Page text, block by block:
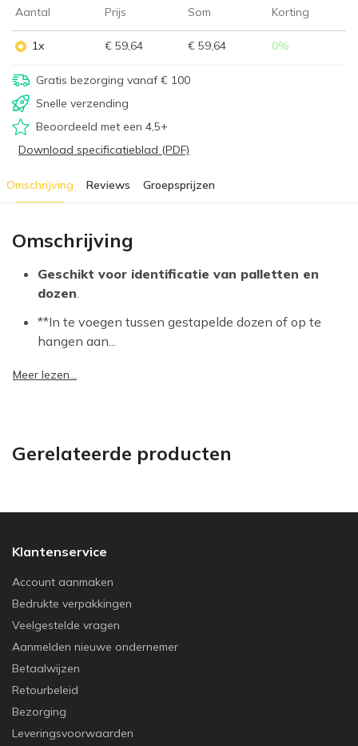
Aantal Prijs Som Korting
1x € 59,64 € 59,64 0%
Gratis bezorging vanaf € 100
Snelle verzending
Beoordeeld met een 4,5+
Download specificatieblad (PDF)
Omschrijving Reviews Groepsprijzen
Omschrijving
Geschikt voor identificatie van palletten en
dozen.
**In te voegen tussen gestapelde dozen of op te
hangen aan...
Meer lezen...
Gerelateerde producten
Klantenservice
Account aanmaken
Bedrukte verpakkingen
Veelgestelde vragen
Aanmelden nieuwe ondernemer
Betaalwijzen
Retourbeleid
Bezorging
Leveringsvoorwaarden